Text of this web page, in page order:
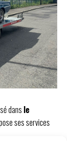
dans le
ses services